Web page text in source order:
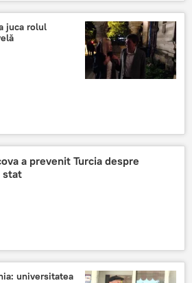
juca rolul
a prevenit Turcia despre
stat
universitatea